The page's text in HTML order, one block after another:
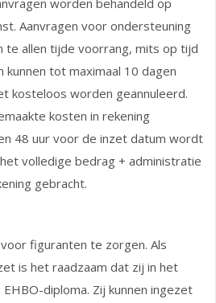
worden behandeld op
Aanvragen voor ondersteuning
te allen tijde voorrang, mits op tijd
kunnen tot maximaal 10 dagen
kosteloos worden geannuleerd.
kosten in rekening
48 uur voor de inzet datum wordt
volledige bedrag + administratie
gebracht.
figuranten te zorgen. Als
is het raadzaam dat zij in het
diploma. Zij kunnen ingezet